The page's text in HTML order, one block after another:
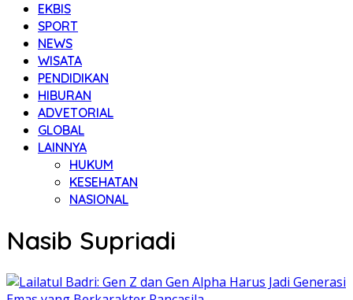
EKBIS
SPORT
NEWS
WISATA
PENDIDIKAN
HIBURAN
ADVETORIAL
GLOBAL
LAINNYA
HUKUM
KESEHATAN
NASIONAL
Nasib Supriadi